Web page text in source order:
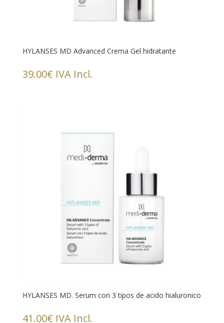
HYLANSES MD Advanced Crema Gel hidratante
39.00€ IVA Incl.
HYLANSES MD. Serum con 3 tipos de acido hialuronico
41.00€ IVA Incl.